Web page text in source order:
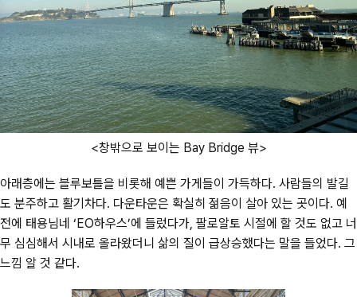
<창밖으로 보이는 Bay Bridge 뷰>
아래층에는 블루보틀을 비롯해 예쁜 가게들이 가득하다. 사람들의 발길
도 분주하고 활기차다. 다운타운은 확실히 젊음이 살아 있는 곳이다. 예
전에 태용님네 ‘EO하우스’에 들렀다가, 팔로알토 시절에 할 것도 없고 너
무 심심해서 시내로 올라왔더니 삶의 질이 급상승했다는 말을 들었다. 그
느낌 알 것 같다.